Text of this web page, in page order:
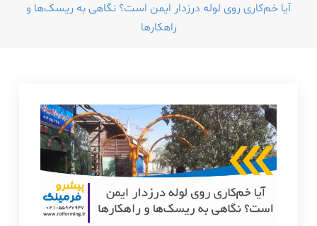
آیا خم‌کاری روی لوله درزدار ایمن است؟ نگاهی به ریسک‌ها و
راهکارها